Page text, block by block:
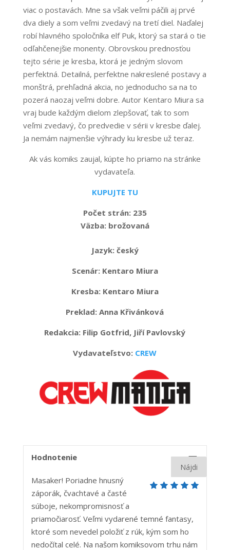
viac o postavách. Mne sa však veľmi páčili aj prvé
dva diely a som veľmi zvedavý na tretí diel. Naďalej
robí hlavného spoločníka elf Puk, ktorý sa stará o tie
odľahčenejšie monenty. Obrovskou prednosťou
tejto série je kresba, ktorá je jedným slovom
perfektná. Detailná, perfektne nakreslené postavy a
monštrá, prehľadná akcia, no jednoducho sa na to
pozerá naozaj veľmi dobre. Autor Kentaro Miura sa
vraj bude každým dielom zlepšovať, tak to som
veľmi zvedavý, čo predvedie v sérii v kresbe ďalej.
Ja nemám najmenšie výhrady ku kresbe už teraz.
Ak vás komiks zaujal, kúpte ho priamo na stránke
vydavateľa.
KUPUJTE TU
Počet strán: 235
Väzba: brožovaná
Jazyk:český
Scenár: Kentaro Miura
Kresba: Kentaro Miura
Preklad: Anna Křivánková
Redakcia: Filip Gotfrid, Jiří Pavlovský
Vydavateľstvo: CREW
5
Hodnotenie
Masaker! Poriadne hnusný
záporák, čvachtavé a časté
súboje, nekompromisnosť a
priamočiarosť. Veľmi vydarené temné fantasy,
ktoré som nevedel položiť z rúk, kým som ho
nedočítal celé. Na našom komiksovom trhu nám